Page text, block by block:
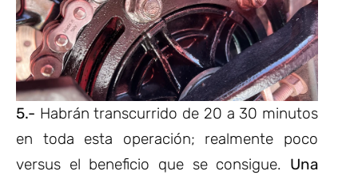
5.- Habrán transcurrido de 20 a 30 minutos
en toda esta operación; realmente poco
versus el beneficio que se consigue. Una